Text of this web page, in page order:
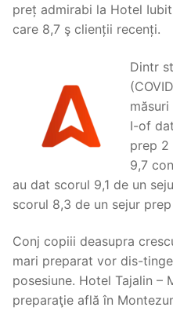
preț admirabi la Hotel
care 8,7 ş clienții recenți.
Dintr
I-of
prep 2
9,7
au dat scorul 9,1 de un
scorul 8,3 de un sejur
Conj copiii deasupra
mari preparat vor dis-
posesiune. Hotel Tajalin –
preparaţie află în